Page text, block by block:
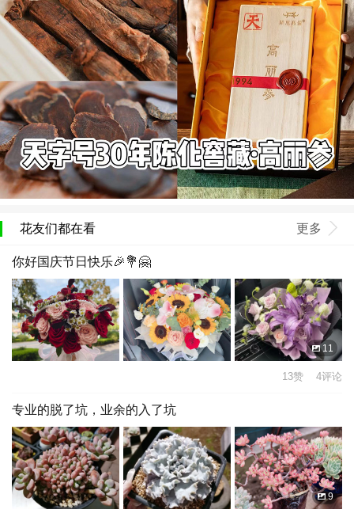
花友们都在看 更多
你好国庆节日快乐🎉💐🤗
11
13赞 4评论
专业的脱了坑，业余的入了坑
9